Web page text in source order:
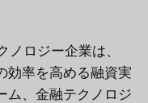
ノロジー企業は、
効率を高める融資実
ム、金融テクノロジ